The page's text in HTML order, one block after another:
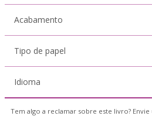
Acabamento
Tipo de papel
Idioma
Tem algo a reclamar sobre este livro? Envie